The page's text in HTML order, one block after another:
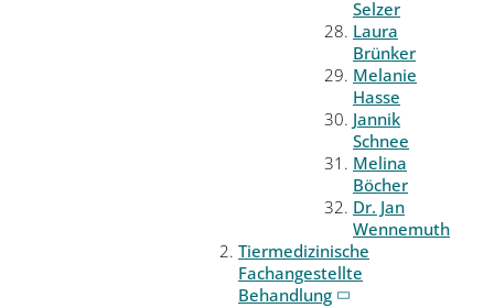
Selzer
Laura
Brünker
Melanie
Hasse
Jannik
Schnee
Melina
Böcher
Dr. Jan
Wennemuth
Tiermedizinische
Fachangestellte
Behandlung